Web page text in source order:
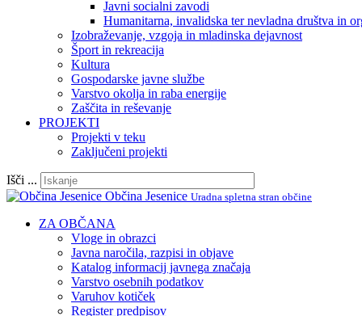
Javni socialni zavodi
Humanitarna, invalidska ter nevladna društva in
Izobraževanje, vzgoja in mladinska dejavnost
Šport in rekreacija
Kultura
Gospodarske javne službe
Varstvo okolja in raba energije
Zaščita in reševanje
PROJEKTI
Projekti v teku
Zaključeni projekti
Išči ...
Občina Jesenice Uradna spletna stran občine
ZA OBČANA
Vloge in obrazci
Javna naročila, razpisi in objave
Katalog informacij javnega značaja
Varstvo osebnih podatkov
Varuhov kotiček
Register predpisov